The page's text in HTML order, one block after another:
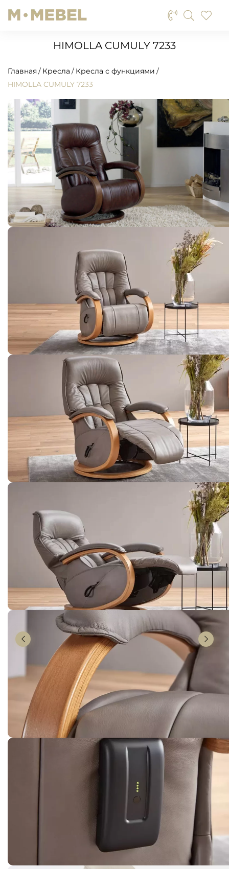
HIMOLLA CUMULY 7233
Главная Кресла
Кресла с функциями
HIMOLLA CUMULY 7233